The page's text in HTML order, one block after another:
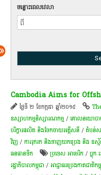
ចន្លោះពេលវេលា
Cambodia Aims for
ថ្ងៃទី ២ ខែកក្កដា ឆ្នាំ២០១៥
ឧស្សាហកម្មនិស្សារណកម្ម /គោលនយោបា
បរិក្ខារផលិត និងចែកចាយអគ្គីសនី /តំបន់​ស
វិញ /ការរុករក និងទាញយកប្រេង និង ឧស្
ធនធាន​ទឹក​
ប្រទេស អាមេរិក /ប្លុក
រដ្ឋាភិបាលកម្ពុជា /អាជ្ញាធរប្រេងកាតជាតិកម្